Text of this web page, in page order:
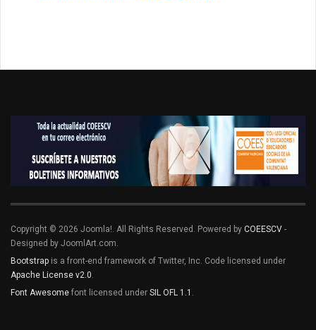
Copyright © 2026 Joomla!. All Rights Reserved. Powered by COEESCV -
Designed by JoomlArt.com.
Bootstrap is a front-end framework of Twitter, Inc. Code licensed under
Apache License v2.0
Font Awesome font licensed under SIL OFL 1.1